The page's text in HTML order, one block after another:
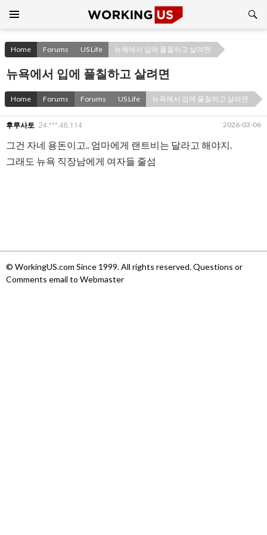
CONTENT
Home Forums US Life 뉴욕에서 입에 풀칠하고 살려면
뉴욕에서 입에 풀칠하고 살려면
Home Forums Forums US Life 뉴욕에서 입에 풀칠하고 살려면
후루사토 24.***.46.114 2026-03-06
그건 자네 용돈이고.. 엄마에게 랜트비는 달라고 해야지.
그래도 뉴욕 직장남에게 여자들 줄섬
© WorkingUS.com Since 1999. All rights reserved. Questions or
Comments email to Webmaster